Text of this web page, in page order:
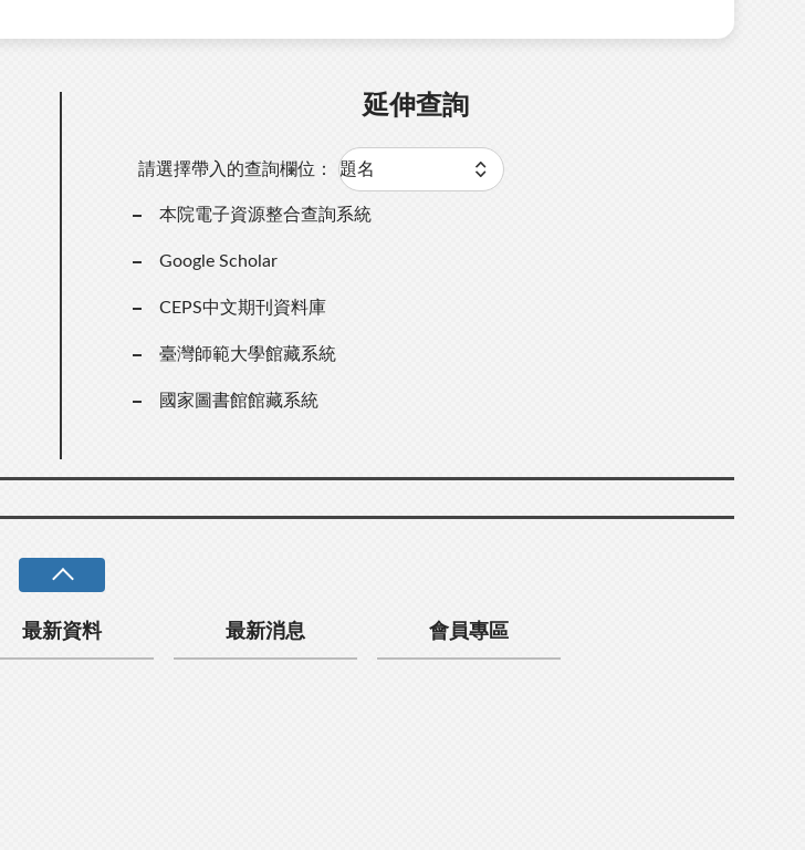
延伸查詢
請選擇帶入的查詢欄位：
本院電子資源整合查詢系統
Google Scholar
CEPS中文期刊資料庫
臺灣師範大學館藏系統
國家圖書館館藏系統
最新資料 最新消息 會員專區